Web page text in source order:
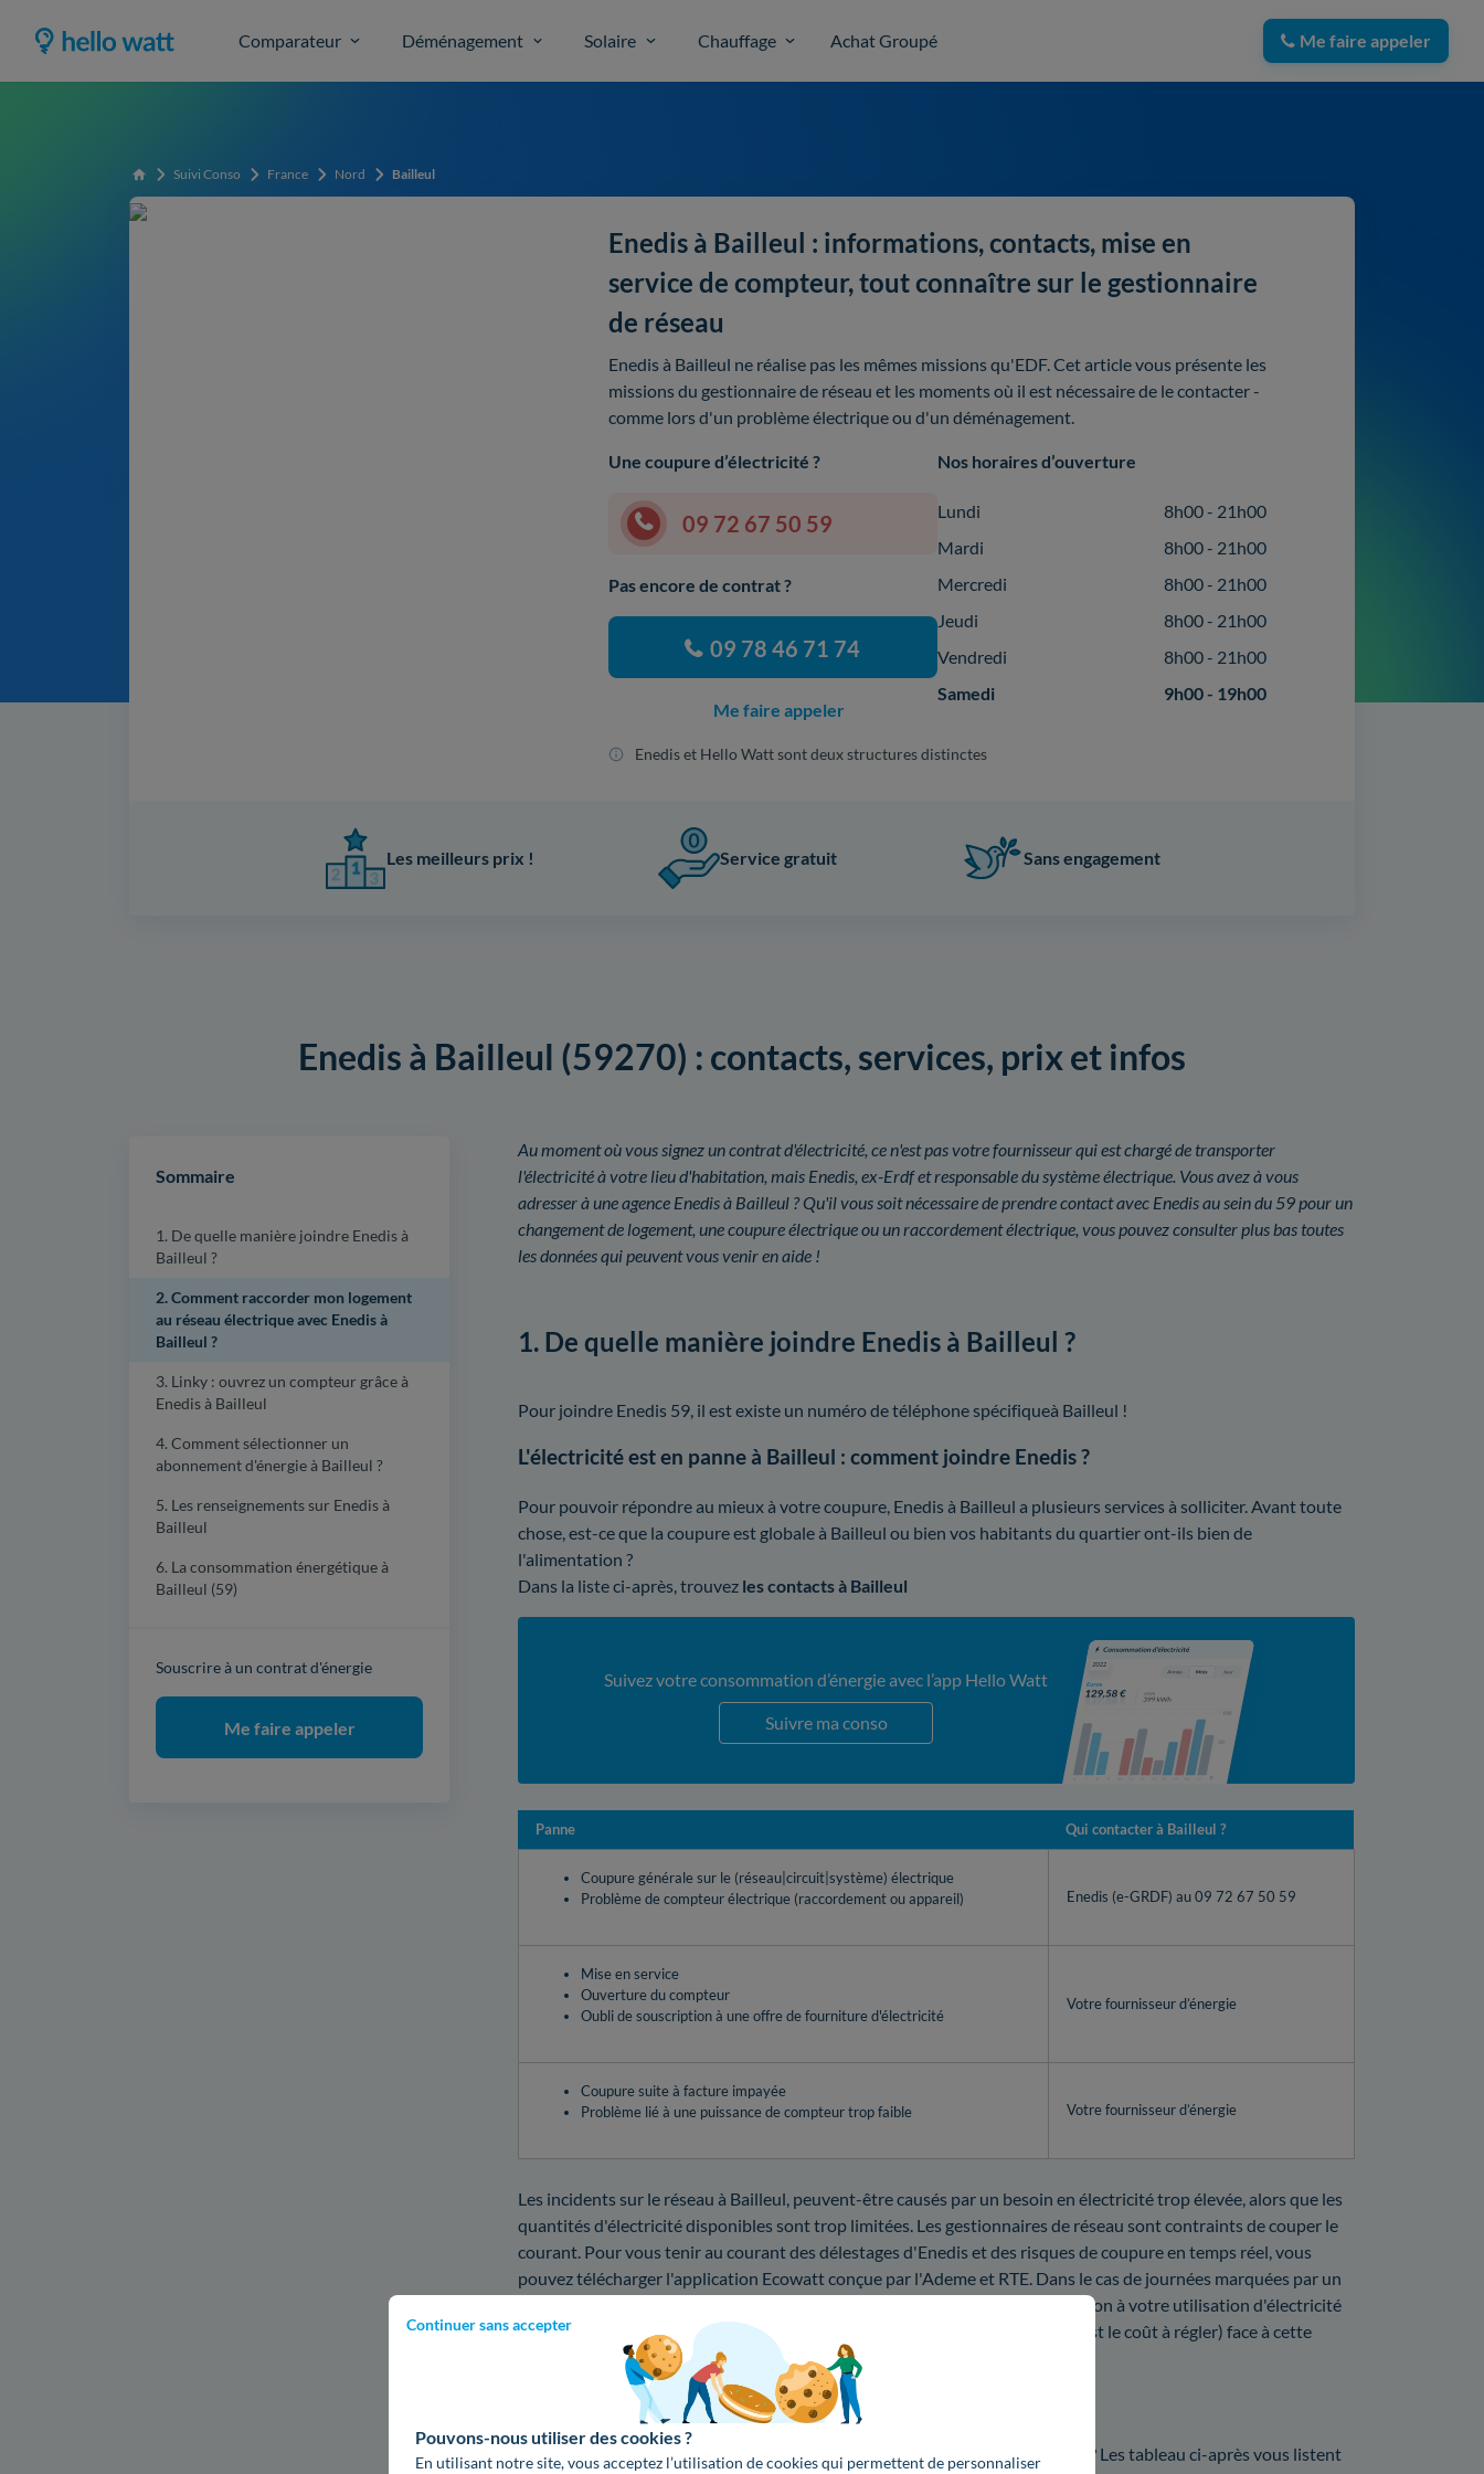
Comparateur Déménagement Solaire Chauffage Achat Groupé Me faire appeler
Continuer sans accepter
Pouvons-nous utiliser des cookies ?
En utilisant notre site, vous acceptez l’utilisation de cookies qui permettent de personnaliser
Accueil Suivi Conso France Nord Bailleul
Enedis à Bailleul : informations, contacts, mise en
service de compteur, tout connaître sur le gestionnaire
de réseau
Enedis à Bailleul ne réalise pas les mêmes missions qu'EDF. Cet article vous présente les
missions du gestionnaire de réseau et les moments où il est nécessaire de le contacter -
comme lors d'un problème électrique ou d'un déménagement.
Une coupure d’électricité ?
09 72 67 50 59
Pas encore de contrat ?
09 78 46 71 74
Me faire appeler
Nos horaires d’ouverture
Lundi
8h00 - 21h00
Mardi
8h00 - 21h00
Mercredi
8h00 - 21h00
Jeudi
8h00 - 21h00
Vendredi
8h00 - 21h00
Samedi
9h00 - 19h00
Enedis et Hello Watt sont deux structures distinctes
Les meilleurs prix ! Service gratuit Sans engagement
Enedis à Bailleul (59270) : contacts, services, prix et infos
Sommaire
1. De quelle manière joindre Enedis à
Bailleul ?
2. Comment raccorder mon logement
au réseau électrique avec Enedis à
Bailleul ?
3. Linky : ouvrez un compteur grâce à
Enedis à Bailleul
4. Comment sélectionner un
abonnement d'énergie à Bailleul ?
5. Les renseignements sur Enedis à
Bailleul
6. La consommation énergétique à
Bailleul (59)
Souscrire à un contrat d'énergie
Me faire appeler
Au moment où vous signez un contrat d'électricité, ce n'est pas votre fournisseur qui est chargé de transporter
l'électricité à votre lieu d'habitation, mais Enedis, ex-Erdf et responsable du système électrique. Vous avez à vous
adresser à une agence Enedis à Bailleul ? Qu'il vous soit nécessaire de prendre contact avec Enedis au sein du 59 pour un
changement de logement, une coupure électrique ou un raccordement électrique, vous pouvez consulter plus bas toutes
les données qui peuvent vous venir en aide !
1. De quelle manière joindre Enedis à Bailleul ?
Pour joindre Enedis 59, il est existe un numéro de téléphone spécifiqueà Bailleul !
L'électricité est en panne à Bailleul : comment joindre Enedis ?
Pour pouvoir répondre au mieux à votre coupure, Enedis à Bailleul a plusieurs services à solliciter. Avant toute
chose, est-ce que la coupure est globale à Bailleul ou bien vos habitants du quartier ont-ils bien de
l'alimentation ?
Dans la liste ci-après, trouvez les contacts à Bailleul
Suivez votre consommation d’énergie avec l’app Hello Watt
Suivre ma conso
Panne Qui contacter à Bailleul ?
Coupure générale sur le (réseau|circuit|système) électrique
Problème de compteur électrique (raccordement ou appareil)
Enedis (e-GRDF) au 09 72 67 50 59
Mise en service
Ouverture du compteur
Oubli de souscription à une offre de fourniture d'électricité
Votre fournisseur d’énergie
Coupure suite à facture impayée
Problème lié à une puissance de compteur trop faible
Votre fournisseur d’énergie
Les incidents sur le réseau à Bailleul, peuvent-être causés par un besoin en électricité trop élevée, alors que les
quantités d'électricité disponibles sont trop limitées. Les gestionnaires de réseau sont contraints de couper le
courant. Pour vous tenir au courant des délestages d'Enedis et des risques de coupure en temps réel, vous
pouvez télécharger l'application Ecowatt conçue par l'Ademe et RTE. Dans le cas de journées marquées par un
risque élevé ou marquées par un risque modéré, n'oubliez pas de faire attention à votre utilisation d'électricité
pour échapper à une interruption d'électricité !Découvrez ci-dessous (quel est le coût à régler) face à cette
Coupure au 59270 : combien coûte une intervention ?
Besoin d'en apprendre plus sur le service de dépannage Enedis dans le Nord ? Les tableau ci-après vous listent